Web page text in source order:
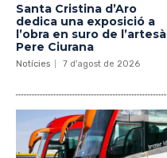
Santa Cristina d’Aro
dedica una exposició a
l’obra en suro de l’artesà
Pere Ciurana
Notícies 7 d'agost de 2026